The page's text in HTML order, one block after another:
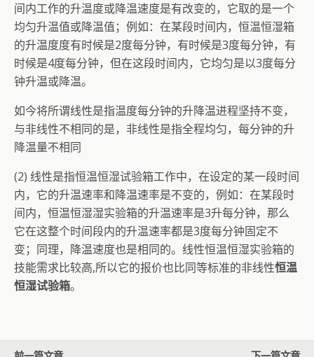
间内工作的升温度或降温速度是有改变的，它取的是一个
均匀升温值或降温值；例如：在某段时间内，恒温恒湿箱
的升温度度有时候是2度每分钟，有时候是3度每分钟，有
时候是4度每分钟，但在这段时间内，它均匀是以3度每分
钟升温或降温。
如今将所谓线性是指温度每分钟的升降温进程坚持不变，
与非线性不相同的是，非线性是指全程均匀，每分钟的升
降温量不相同
(2) 线性是指恒温恒湿试验箱工作中，在设定的某一段时间
内，它的升温速率和降温速率是不变的，例如：在某段时
间内，恒温恒湿湿实验箱的升温速率是3升每分钟，那么
它在这整个时间段内的升温速率都是3度每分钟固定不
变；同理，降温速度也是相同的。线性恒温恒湿实验箱的
技能需求比较高,所以它的报价也比同等标准的非线性恒温
恒湿试验箱。